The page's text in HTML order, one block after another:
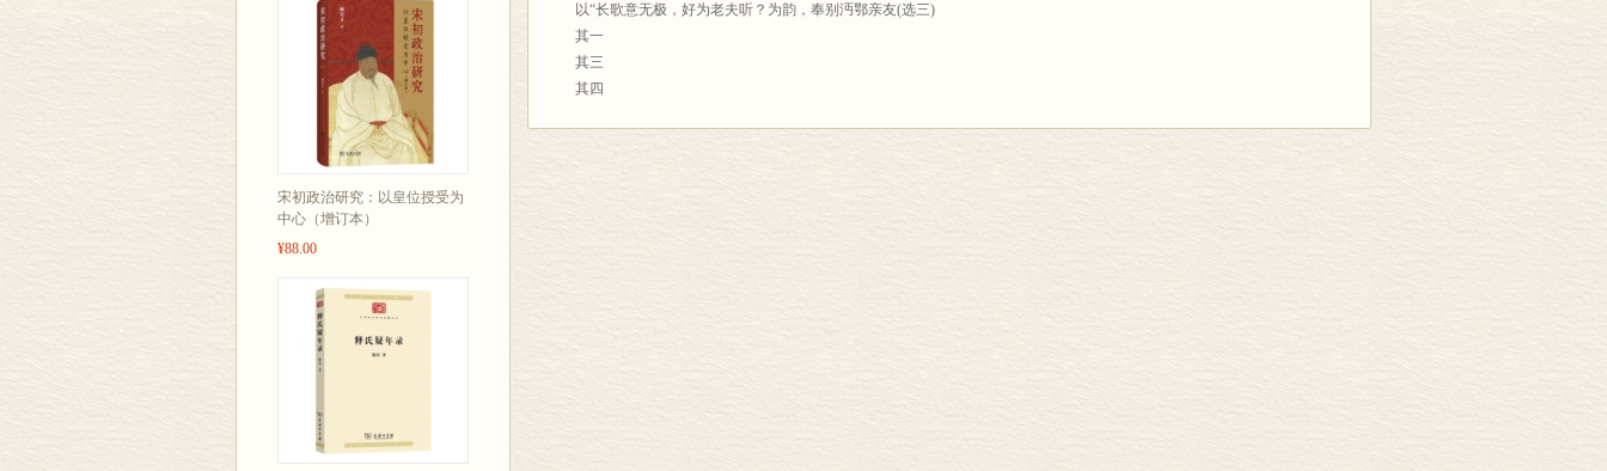
宋初政治研究：以皇位授受为
中心（增订本）
¥88.00
以“长歌意无极，好为老夫听？为韵，奉别沔鄂亲友(选三)
其一
其三
其四